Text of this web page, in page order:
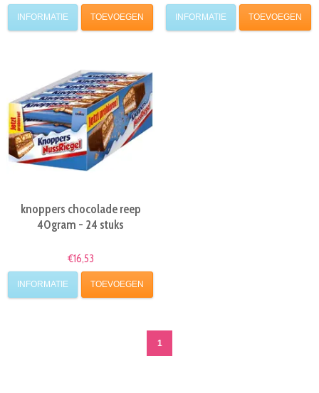
INFORMATIE TOEVOEGEN INFORMATIE TOEVOEGEN
knoppers chocolade reep
40gram - 24 stuks
€16,53
INFORMATIE TOEVOEGEN
1